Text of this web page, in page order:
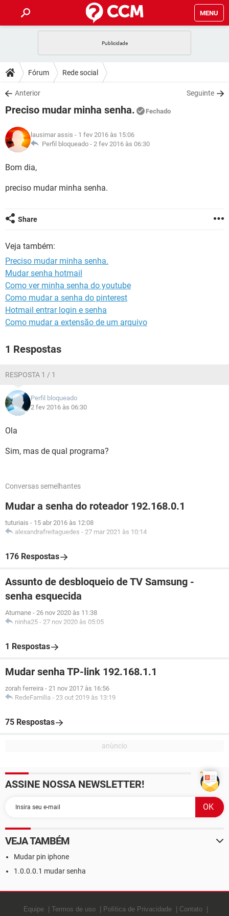
MENU
CELULAR
OUTLOOK
INSTAGRAM GMAIL
GUIA DE COMPRAS
DICAS
JOGOS
INSTAGRAM GMAIL
GUIA DE COMPRAS
DOWNLOADS
JOGOS WHATSAPP
CELULAR
OUTLOOK EXCEL
INSTAGRAM
JOGOS WHATSAPP
CELULAR
OUTLOOK
INSTAGRAM
GLOSSÁRIO
JOGOS
INSTAGRAM
Fórum Rede social
Anterior Seguinte
Preciso mudar minha senha. Fechado
lausimar assis - 1 fev 2016 às 15:06
Perfil bloqueado - 2 fev 2016 às 06:30
Bom dia,
preciso mudar minha senha.
Share
Veja também:
Preciso mudar minha senha.
Mudar senha hotmail
Como ver minha senha do youtube
Como mudar a senha do pinterest
Hotmail entrar login e senha
Como mudar a extensão de um arquivo
1 Respostas
RESPOSTA 1 / 1
Perfil bloqueado
2 fev 2016 às 06:30
Ola
Sim, mas de qual programa?
Conversas semelhantes
Mudar a senha do roteador 192.168.0.1
tuturiais - 15 abr 2016 às 12:08
alexandrafreitaguedes - 27 mar 2021 às 10:14
176 Respostas
Assunto de desbloqueio de TV Samsung -
senha esquecida
Atumane - 26 nov 2020 às 11:38
ninha25 - 27 nov 2020 às 05:05
1 Respostas
Mudar senha TP-link 192.168.1.1
zorah ferreira - 21 nov 2017 às 16:56
RedeFamilia - 23 out 2019 às 13:19
75 Respostas
ASSINE NOSSA NEWSLETTER!
VEJA TAMBÉM
Mudar pin iphone
1.0.0.0.1 mudar senha
Equipe Termos de uso Política de Privacidade Contato